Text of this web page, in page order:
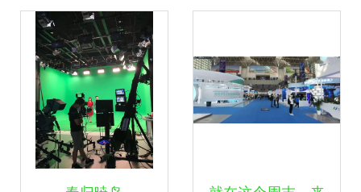
门票~40+项目+1
节美式早教~地铁
直达~嗨玩整日